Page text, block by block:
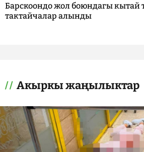
Барскоондо жол боюндагы кытай
тактайчалар алынды
Акыркы жаңылыктар